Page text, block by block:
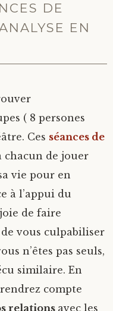
DE
EN
( 8 persones
Ces séances de
de jouer
vie pour en
à l’appui du
de faire
de vous culpabiliser
n’êtes pas seuls,
similaire. En
compte
relations avec les